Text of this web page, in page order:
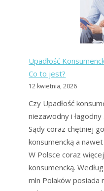
warto?
Upadłość
Co to jest?
12 kwietnia, 2026
Czy Upadłość
niezawodny i
Sądy coraz chętniej
konsumencką a
W Polsce coraz
konsumencką.
mln Polaków posiada